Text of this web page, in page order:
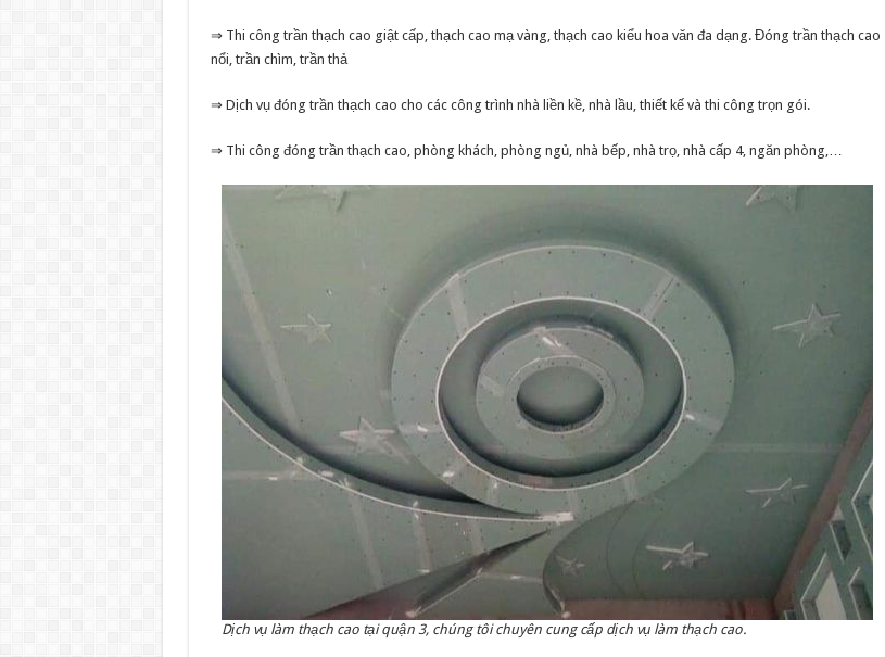
⇒ Thi công trần thạch cao giật cấp, thạch cao mạ vàng, thạch cao kiểu hoa văn đa dạng. Đóng trần thạch cao
nổi, trần chìm, trần thả
⇒ Dịch vụ đóng trần thạch cao cho các công trình nhà liền kề, nhà lầu, thiết kế và thi công trọn gói.
⇒ Thi công đóng trần thạch cao, phòng khách, phòng ngủ, nhà bếp, nhà trọ, nhà cấp 4, ngăn phòng,…
Dịch vụ làm thạch cao tại quận 3, chúng tôi chuyên cung cấp dịch vụ làm thạch cao.